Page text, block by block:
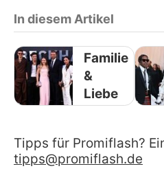
In diesem Artikel
Familie
&
Liebe
Tipps für Promiflash?
tipps@promiflash.de